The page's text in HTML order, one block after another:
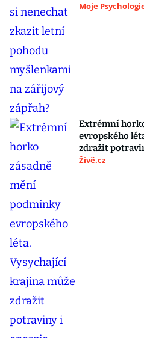
Moje
Extrémní
evropského
zdražit
Živě.cz